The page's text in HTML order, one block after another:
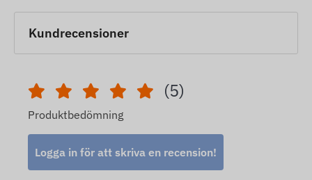
Kundrecensioner
(5)
Produktbedömning
Logga in för att skriva en recension!